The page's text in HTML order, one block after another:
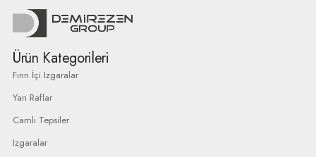
Ürün Kategorileri
Fırın İçi Izgaralar
Yan Raflar
Camlı Tepsiler
Izgaralar